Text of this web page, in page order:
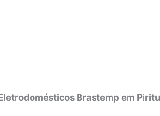
Brastemp em